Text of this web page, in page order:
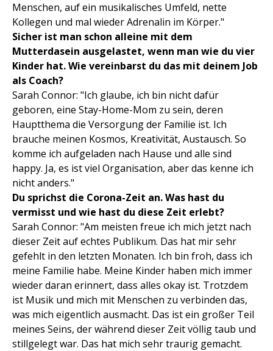
Menschen, auf ein musikalisches Umfeld, nette
Kollegen und mal wieder Adrenalin im Körper."
Sicher ist man schon alleine mit dem
Mutterdasein ausgelastet, wenn man wie du vier
Kinder hat. Wie vereinbarst du das mit deinem Job
als Coach?
Sarah Connor: "Ich glaube, ich bin nicht dafür
geboren, eine Stay-Home-Mom zu sein, deren
Hauptthema die Versorgung der Familie ist. Ich
brauche meinen Kosmos, Kreativität, Austausch. So
komme ich aufgeladen nach Hause und alle sind
happy. Ja, es ist viel Organisation, aber das kenne ich
nicht anders."
Du sprichst die Corona-Zeit an. Was hast du
vermisst und wie hast du diese Zeit erlebt?
Sarah Connor: "Am meisten freue ich mich jetzt nach
dieser Zeit auf echtes Publikum. Das hat mir sehr
gefehlt in den letzten Monaten. Ich bin froh, dass ich
meine Familie habe. Meine Kinder haben mich immer
wieder daran erinnert, dass alles okay ist. Trotzdem
ist Musik und mich mit Menschen zu verbinden das,
was mich eigentlich ausmacht. Das ist ein großer Teil
meines Seins, der während dieser Zeit völlig taub und
stillgelegt war. Das hat mich sehr traurig gemacht.